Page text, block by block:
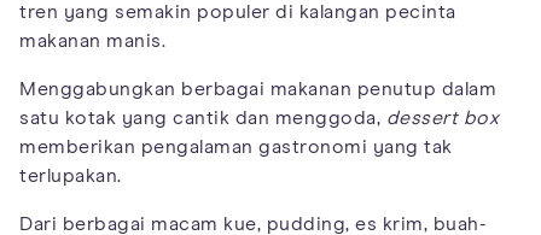
tren yang semakin populer di kalangan pecinta
makanan manis.
Menggabungkan berbagai makanan penutup dalam
satu kotak yang cantik dan menggoda, dessert box
memberikan pengalaman gastronomi yang tak
terlupakan.
Dari berbagai macam kue, pudding, es krim, buah-